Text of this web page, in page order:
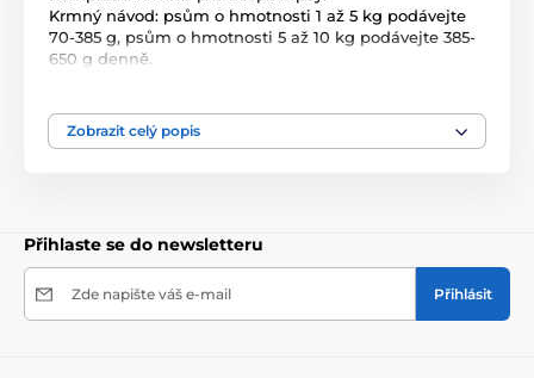
Krmný návod: psům o hmotnosti 1 až 5 kg podávejte
70-385 g, psům o hmotnosti 5 až 10 kg podávejte 385-
650 g denně.
(srdce, krk), minerální látky.
Jakostní znaky: hrubé proteiny 10%, vlhkost 78%,
Zobrazit celý popis
Přihlaste se do newsletteru
Zde napište váš e-mail Přihlásit